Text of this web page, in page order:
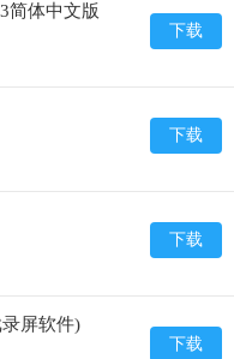
简体中文版
下载
下载
下载
录屏软件)
下载